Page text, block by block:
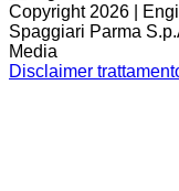
Copyright 2026 |
Spaggiari Parma
Media
Disclaimer